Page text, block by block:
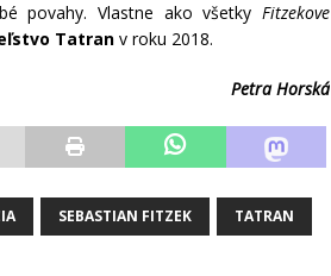
povahy. Vlastne ako všetkyFitzekove
Tatran v roku 2018.
Petra Horská
SEBASTIAN FITZEK TATRAN